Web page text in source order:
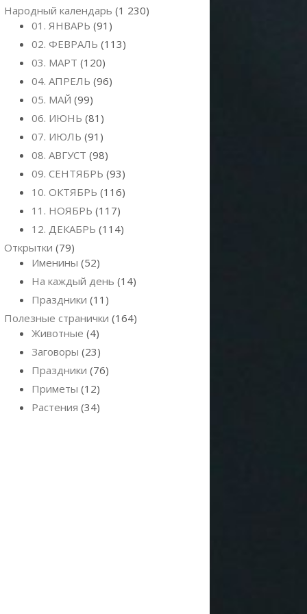
Народный календарь (1 230)
01. ЯНВАРЬ (91)
02. ФЕВРАЛЬ (113)
03. МАРТ (120)
04. АПРЕЛЬ (96)
05. МАЙ (99)
06. ИЮНЬ (81)
07. ИЮЛЬ (91)
08. АВГУСТ (98)
09. СЕНТЯБРЬ (93)
10. ОКТЯБРЬ (116)
11. НОЯБРЬ (117)
12. ДЕКАБРЬ (114)
Открытки (79)
Именины (52)
На каждый день (14)
Праздники (11)
Полезные странички (164)
Животные (4)
Заговоры (23)
Праздники (76)
Приметы (12)
Растения (34)